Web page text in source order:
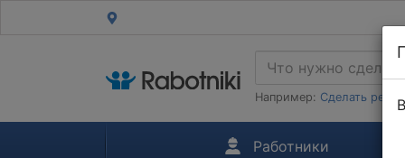
Например: Сделать
Работники